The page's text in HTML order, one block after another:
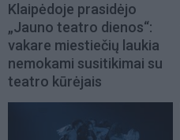
Klaipėdoje prasidėjo
„Jauno teatro dienos“:
vakare miestiečių laukia
nemokami susitikimai su
teatro kūrėjais